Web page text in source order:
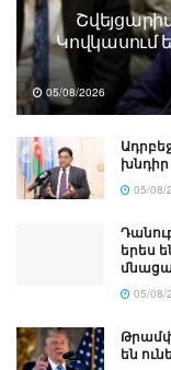
Կովկասում
05/08/2026
խնդիր
05/08/
երես
05/08/
են